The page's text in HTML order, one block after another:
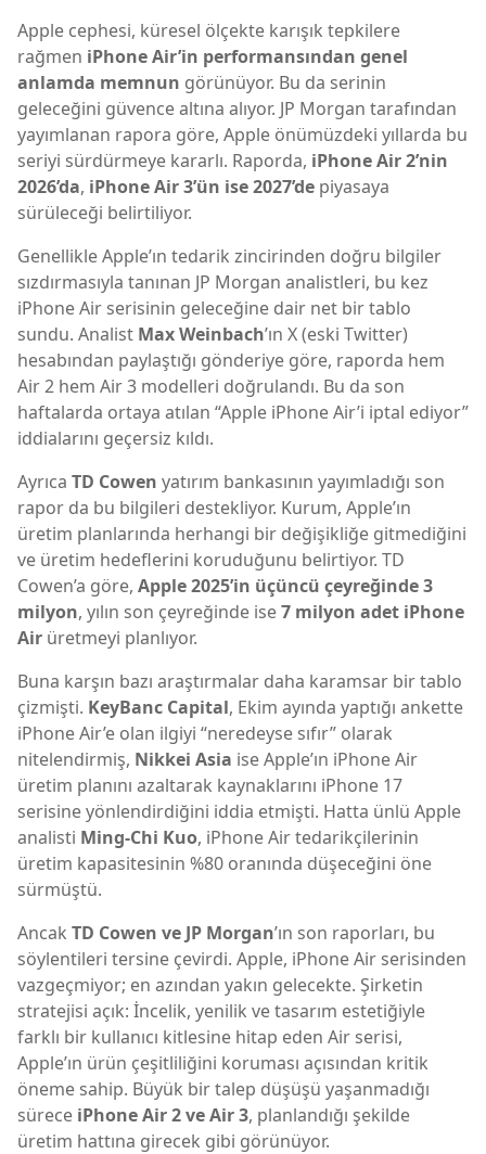
Apple cephesi, küresel ölçekte karışık tepkilere
rağmen iPhone Air’in performansından genel
anlamda memnun görünüyor. Bu da serinin
geleceğini güvence altına alıyor. JP Morgan tarafından
yayımlanan rapora göre, Apple önümüzdeki yıllarda bu
seriyi sürdürmeye kararlı. Raporda, iPhone Air 2’nin
2026’da, iPhone Air 3’ün ise 2027’de piyasaya
sürüleceği belirtiliyor.
Genellikle Apple’ın tedarik zincirinden doğru bilgiler
sızdırmasıyla tanınan JP Morgan analistleri, bu kez
iPhone Air serisinin geleceğine dair net bir tablo
sundu. Analist Max Weinbach’ın X (eski Twitter)
hesabından paylaştığı gönderiye göre, raporda hem
Air 2 hem Air 3 modelleri doğrulandı. Bu da son
haftalarda ortaya atılan “Apple iPhone Air’i iptal ediyor”
iddialarını geçersiz kıldı.
Ayrıca TD Cowen yatırım bankasının yayımladığı son
rapor da bu bilgileri destekliyor. Kurum, Apple’ın
üretim planlarında herhangi bir değişikliğe gitmediğini
ve üretim hedeflerini koruduğunu belirtiyor. TD
Cowen’a göre, Apple 2025’in üçüncü çeyreğinde 3
milyon, yılın son çeyreğinde ise7 milyon adet iPhone
Air üretmeyi planlıyor.
Buna karşın bazı araştırmalar daha karamsar bir tablo
çizmişti. KeyBanc Capital, Ekim ayında yaptığı ankette
iPhone Air’e olan ilgiyi “neredeyse sıfır” olarak
nitelendirmiş, Nikkei Asia ise Apple’ın iPhone Air
üretim planını azaltarak kaynaklarını iPhone 17
serisine yönlendirdiğini iddia etmişti. Hatta ünlü Apple
analisti Ming-Chi Kuo, iPhone Air tedarikçilerinin
üretim kapasitesinin %80 oranında düşeceğini öne
sürmüştü.
Ancak TD Cowen ve JP Morgan’ın son raporları, bu
söylentileri tersine çevirdi. Apple, iPhone Air serisinden
vazgeçmiyor; en azından yakın gelecekte. Şirketin
stratejisi açık: İncelik, yenilik ve tasarım estetiğiyle
farklı bir kullanıcı kitlesine hitap eden Air serisi,
Apple’ın ürün çeşitliliğini koruması açısından kritik
öneme sahip. Büyük bir talep düşüşü yaşanmadığı
sürece iPhone Air 2 ve Air 3, planlandığı şekilde
üretim hattına girecek gibi görünüyor.